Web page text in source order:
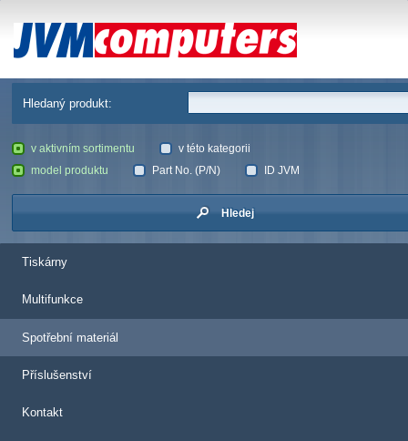
JVM Computers
Hledaný produkt:
v aktivním sortimentu
v této kategorii
model produktu
Part No. (P/N) ID JVM
Hledej
Tiskárny
Multifunkce
Spotřební materiál
Příslušenství
Kontakt